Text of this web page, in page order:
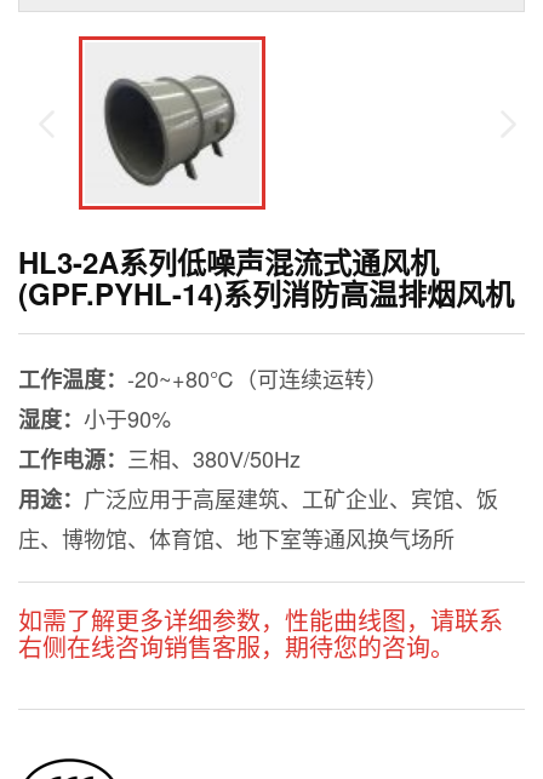
HL3-2A系列低噪声混流式通风机
(GPF.PYHL-14)系列消防高温排烟风机
工作温度： -20~+80℃（可连续运转）
湿度： 小于90%
工作电源： 三相、380V/50Hz
用途： 广泛应用于高屋建筑、工矿企业、宾馆、饭
庄、博物馆、体育馆、地下室等通风换气场所
如需了解更多详细参数，性能曲线图，请联系
右侧在线咨询销售客服，期待您的咨询。